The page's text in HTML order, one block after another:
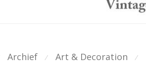
Archief ⁄ Art & Decoration ⁄